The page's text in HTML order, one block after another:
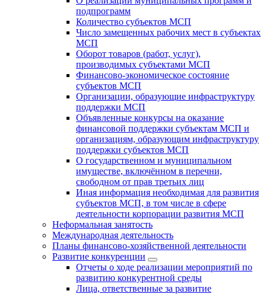
подпрограмм
Количество субъектов МСП
Число замещенных рабочих мест в субъектах
МСП
Оборот товаров (работ, услуг),
производимых субъектами МСП
Финансово-экономическое состояние
субъектов МСП
Организации, образующие инфраструктуру
поддержки МСП
Объявленные конкурсы на оказание
финансовой поддержки субъектам МСП и
организациям, образующим инфраструктуру
поддержки субъектов МСП
О государственном и муниципальном
имуществе, включённом в перечни,
свободном от прав третьих лиц
Иная информация необходимая для развития
субъектов МСП, в том числе в сфере
деятельности корпорации развития МСП
Неформальная занятость
Международная деятельность
Планы финансово-хозяйственной деятельности
Развитие конкуренции
Отчеты о ходе реализации мероприятий по
развитию конкурентной среды
Лица, ответственные за развитие